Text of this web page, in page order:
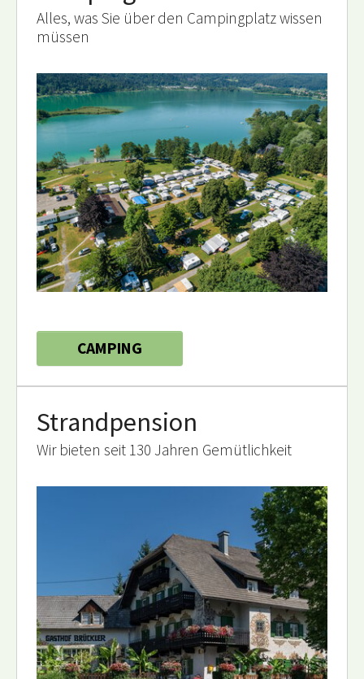
Alles, was Sie über den Campingplatz wissen
müssen
CAMPING
Strandpension
Wir bieten seit 130 Jahren Gemütlichkeit